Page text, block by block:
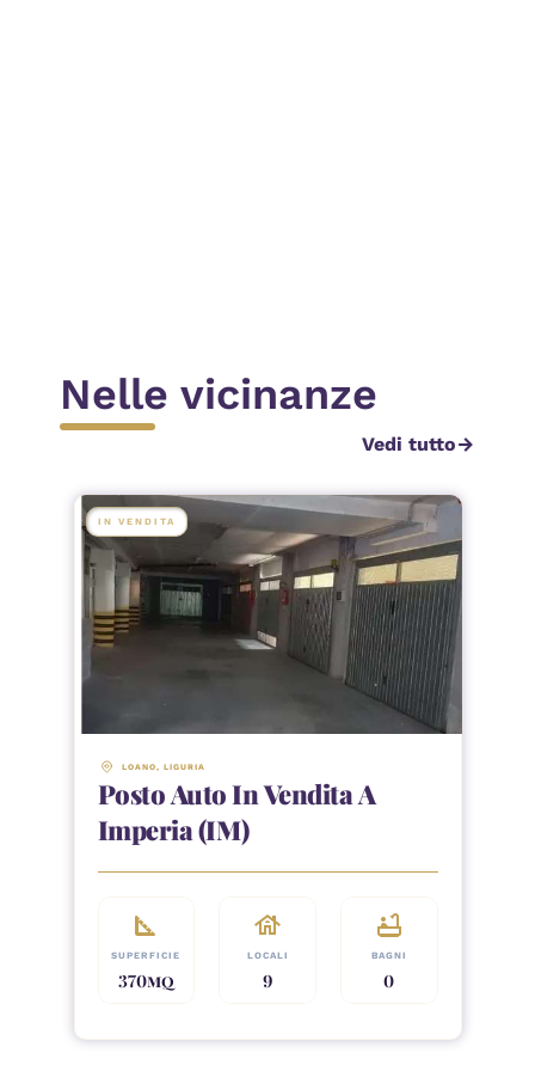
Nelle vicinanze
Vedi tuttoarrow_forward
IN VENDITA
LOANO, LIGURIA
Posto Auto In Vendita A
Imperia (IM)
square_foot
SUPERFICIE
370MQ
house
LOCALI
9
bathtub
BAGNI
0